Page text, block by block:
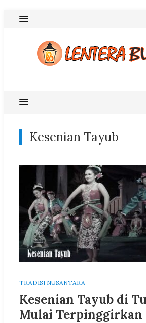
Kesenian Tayub
TRADISI NUSANTARA
Kesenian Tayub di
Mulai Terpinggirkan